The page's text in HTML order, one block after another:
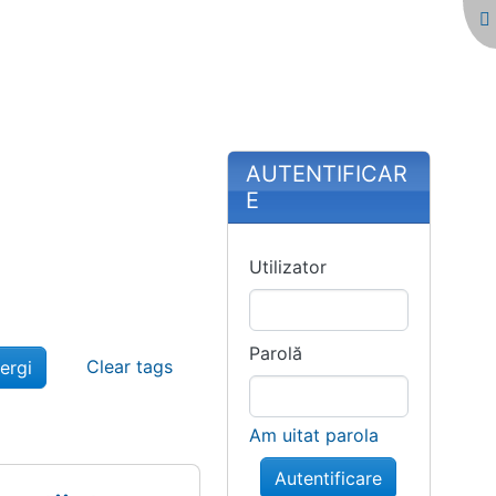
Clear tags
More content
AUTENTIFICAR
E
Utilizator
Parolă
Am uitat parola
Autentificare